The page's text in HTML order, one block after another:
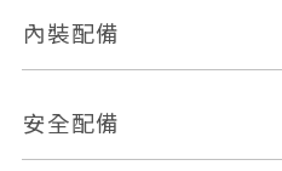
電動天窗
後視鏡方向指示燈
內裝配備
多功能方向盤
安全配備